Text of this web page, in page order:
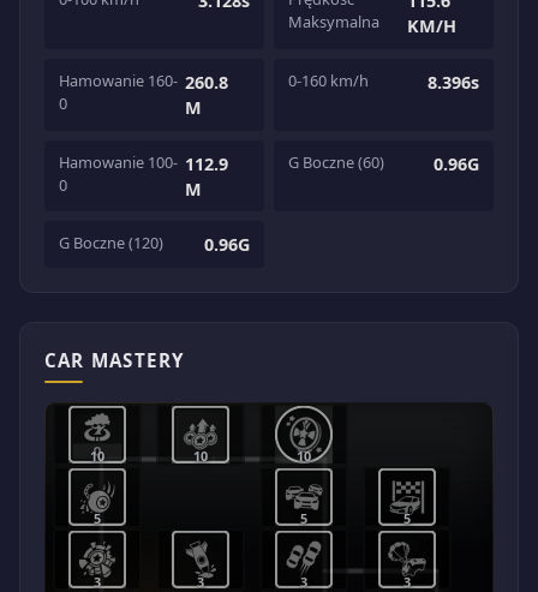
Maksymalna
KM/H
Hamowanie 160-
0
260.8
M
0-160 km/h 8.396s
Hamowanie 100-
0
112.9
M
G Boczne (60) 0.96G
G Boczne (120) 0.96G
CAR MASTERY
3 3 3 3
5 5 5
10 10 10